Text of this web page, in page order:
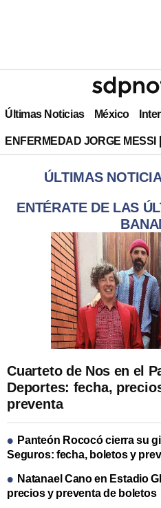
Últimas Noticias México
ENFERMEDAD JORGE MESSI
ÚLTIMAS
ENTÉRATE DE LAS
Cuarteto de Nos en el
Deportes: fecha,
preventa
Panteón Rococó cierra su
Seguros: fecha, boletos y
Natanael Cano en Estadio
precios y preventa de boletos